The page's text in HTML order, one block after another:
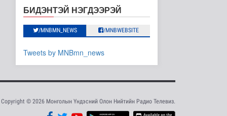
Канадын Ерөнхий сайд
АНУ-тай хийж буй
худалдааны..
Дэлхийд
9 цаг 31 минутын өмнө
Мета компанид 567 сая
ам.долларын төлбөр
Дэлхийд
Ирэх 10 хоногт цаг
20:45 Хөндөх сэдэв: Эмийн чанар
21:15
100% уралдаант, танин
мэдэхүйн нэвтрүүлэг S2 #9
22:15
23:30
БИДЭНТЭЙ НЭГДЭЭРЭЙ
/MNBMN_NEWS /MNBWEBSITE
Tweets by MNBmn_news
Copyright © 2026 Монголын Үндэсний Олон Нийтийн Радио Телевиз.